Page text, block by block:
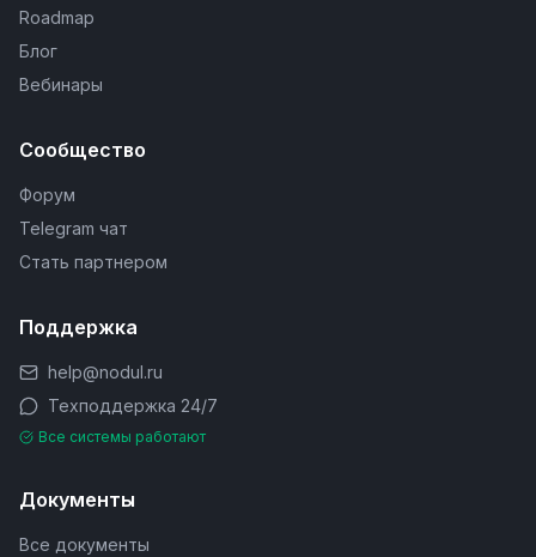
Roadmap
Блог
Вебинары
Сообщество
Форум
Telegram чат
Стать партнером
Поддержка
help@nodul.ru
Техподдержка 24/7
Все системы работают
Документы
Все документы